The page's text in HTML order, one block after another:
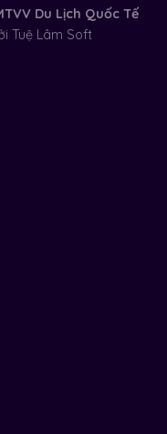
Du Lịch Quốc Tế
Tuệ Lâm Soft